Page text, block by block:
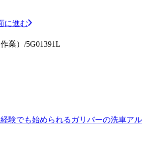
に進む
業）/5G01391L
経験でも始められるガリバーの洗車アル